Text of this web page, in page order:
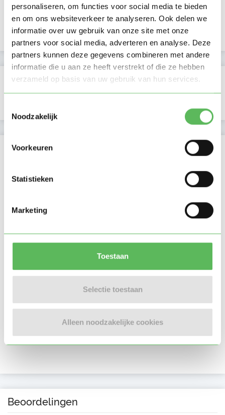
personaliseren, om functies voor social media te bieden
en om ons websiteverkeer te analyseren. Ook delen we
informatie over uw gebruik van onze site met onze
partners voor social media, adverteren en analyse. Deze
partners kunnen deze gegevens combineren met andere
informatie die u aan ze heeft verstrekt of die ze hebben
verzameld op basis van uw gebruik van hun services.
Noodzakelijk
Voorkeuren
Statistieken
Marketing
Toestaan
Selectie toestaan
Alleen noodzakelijke cookies
Lid sinds 08-10-2025
Profiel bijgewerkt 10-10-2025
Verificaties
Locatie oppasadres (Rotterdam)
Beoordelingen